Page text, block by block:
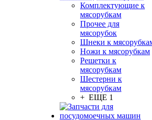
Комплектующие к
мясорубкам
Прочее для
мясорубок
Шнеки к
Ножи к мясорубкам
Решетки к
мясорубкам
Шестерни к
мясорубкам
+ ЕЩЕ 1